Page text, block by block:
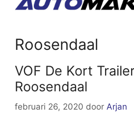
Roosendaal
VOF De Kort
Roosendaal
februari 26, 2020 door Arjan